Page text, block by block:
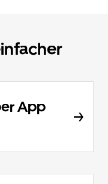
App